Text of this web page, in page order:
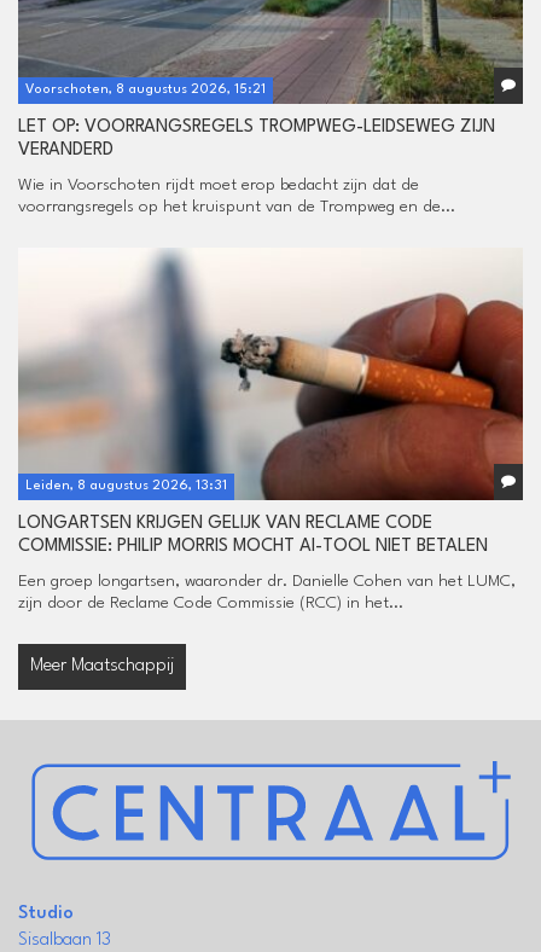
Voorschoten, 8 augustus 2026, 15:21
LET OP: VOORRANGSREGELS TROMPWEG-LEIDSEWEG ZIJN
VERANDERD
Wie in Voorschoten rijdt moet erop bedacht zijn dat de
voorrangsregels op het kruispunt van de Trompweg en de...
Leiden, 8 augustus 2026, 13:31
LONGARTSEN KRIJGEN GELIJK VAN RECLAME CODE
COMMISSIE: PHILIP MORRIS MOCHT AI-TOOL NIET BETALEN
Een groep longartsen, waaronder dr. Danielle Cohen van het LUMC,
zijn door de Reclame Code Commissie (RCC) in het...
Meer Maatschappij
Studio
Sisalbaan 13